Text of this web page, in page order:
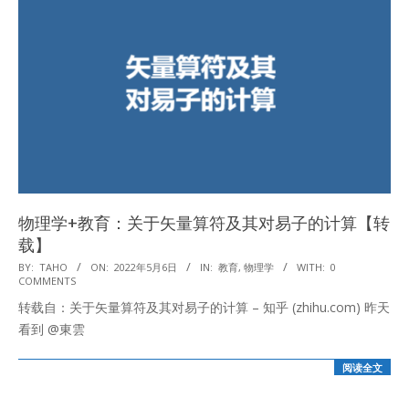
物理学+教育：关于矢量算符及其对易子的计算【转
载】
2022-
05-
06
BY: TAHO ON: 2022年5月6日 IN: 教育, 物理学 WITH: 0
COMMENTS
转载自：关于矢量算符及其对易子的计算 – 知乎 (zhihu.com) 昨天
看到 @東雲
阅读全文